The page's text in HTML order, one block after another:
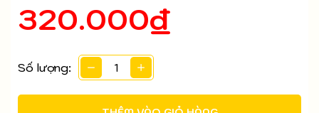
320.000₫
Số lượng:
Mã giảm giá:
Ngày hết hạn: